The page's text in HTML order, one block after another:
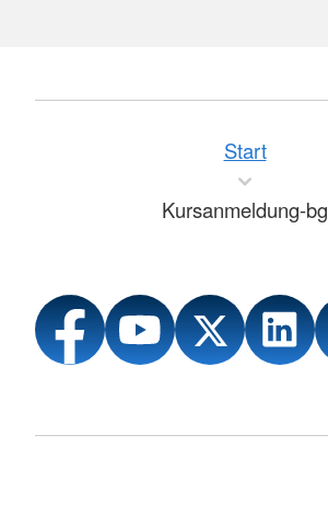
Start
Kursanmeldung-bg